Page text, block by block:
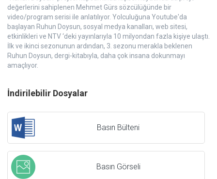
değerlerini sahiplenen Mehmet Gürs sözcülüğünde bir
video/program serisi ile anlatılıyor. Yolculuğuna Youtube'da
başlayan Ruhun Doysun, sosyal medya kanalları, web sitesi,
etkinlikleri ve NTV ‘deki yayınlarıyla 10 milyondan fazla kişiye ulaştı.
İlk ve ikinci sezonunun ardından, 3. sezonu merakla beklenen
Ruhun Doysun, dergi-kitabıyla, daha çok insana dokunmayı
amaçlıyor.
İndirilebilir Dosyalar
Basın Bülteni
Basın Görseli